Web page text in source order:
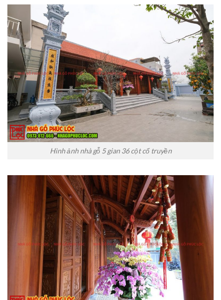
Hình ảnh nhà gỗ 5 gian 36 cột cổ truyền